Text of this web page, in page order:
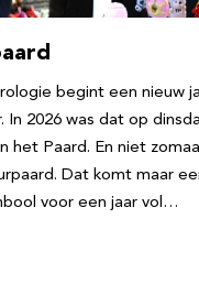
begint een nieuw
In 2026 was dat op
het Paard. En niet
Dat komt maar
voor een jaar vol…